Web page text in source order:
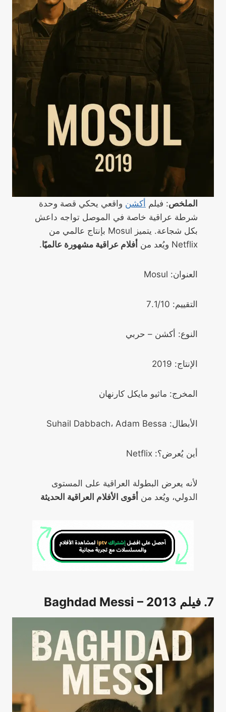
الملخص: فيلم أكشن واقعي يحكي قصة وحدة
شرطة عراقية خاصة في الموصل تواجه داعش
بكل شجاعة. يتميز Mosul بإنتاج عالمي من
Netflix ويُعد من
أفلام عراقية مشهورة عالميًا.
العنوان: Mosul
التقييم: 7.1/10
النوع: أكشن – حربي
الإنتاج: 2019
المخرج: ماثيو مايكل كارنهان
الأبطال: Suhail Dabbach، Adam Bessa
أين يُعرض؟: Netflix
لأنه يعرض البطولة العراقية على المستوى
الدولي، ويُعد من أقوى الأفلام العراقية الحديثة
7. فيلم Baghdad Messi – 2013